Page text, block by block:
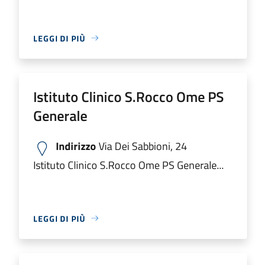
LEGGI DI PIÙ
Istituto Clinico S.Rocco Ome PS
Generale
IndirizzoVia Dei Sabbioni, 24
Istituto Clinico S.Rocco Ome PS Generale...
LEGGI DI PIÙ